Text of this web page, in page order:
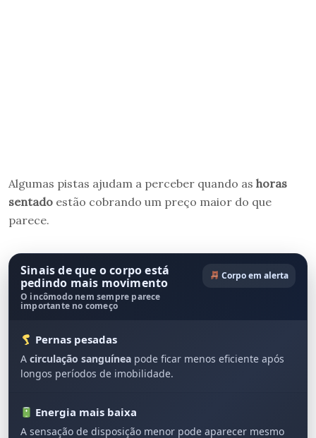
Algumas pistas ajudam a perceber quando as horas
sentado estão cobrando um preço maior do que
parece.
Sinais de que o corpo está
pedindo mais movimento
O incômodo nem sempre parece
importante no começo
Corpo em alerta
Pernas pesadas
A circulação sanguínea pode ficar menos eficiente após
longos períodos de imobilidade.
Energia mais baixa
A sensação de disposição menor pode aparecer mesmo